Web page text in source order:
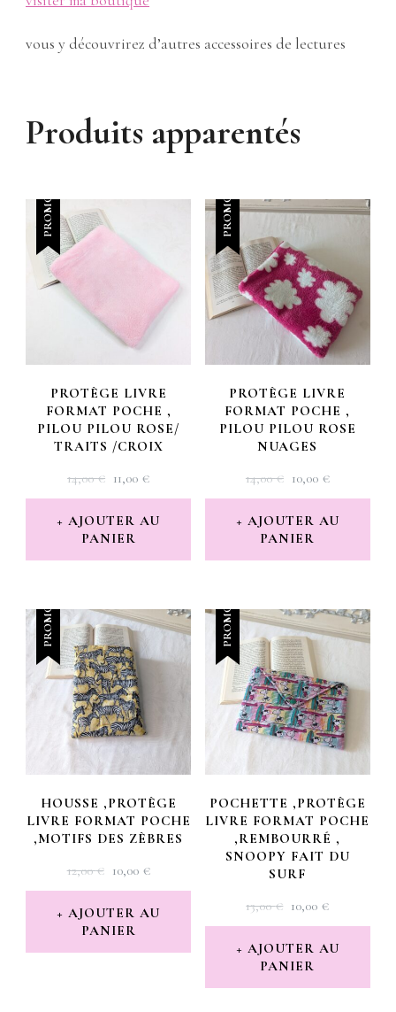
vous y découvrirez d’autres accessoires de lectures
Produits apparentés
PROMO !
PROTÈGE LIVRE
FORMAT POCHE ,
PILOU PILOU ROSE/
TRAITS /CROIX
14,00€ LE
PRIX
INITIAL
ÉTAIT :
14,00 €.
11,00 €LE
PRIX
ACTUEL
11,00 €.
AJOUTER AU
PANIER
PROMO !
PROTÈGE LIVRE
FORMAT POCHE ,
PILOU PILOU ROSE
NUAGES
14,00€ LE
PRIX
INITIAL
ÉTAIT :
14,00 €.
10,00 €LE
PRIX
ACTUEL
10,00 €.
AJOUTER AU
PANIER
PROMO !
HOUSSE ,PROTÈGE
LIVRE FORMAT POCHE
,MOTIFS DES ZÈBRES
12,00€ LE
PRIX
INITIAL
ÉTAIT :
12,00 €.
10,00 €LE
PRIX
ACTUEL
10,00 €.
AJOUTER AU
PANIER
PROMO !
POCHETTE ,PROTÈGE
LIVRE FORMAT POCHE
,REMBOURRÉ ,
SNOOPY FAIT DU
SURF
13,00€ LE
PRIX
INITIAL
ÉTAIT :
13,00 €.
10,00 €LE
PRIX
ACTUEL
10,00 €.
AJOUTER AU
PANIER